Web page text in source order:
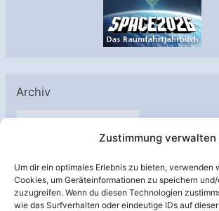
Zustimmung verwalten
Um dir ein optimales Erlebnis zu bieten, verwenden
Cookies, um Geräteinformationen zu speichern
zuzugreifen. Wenn du diesen Technologien
wie das Surfverhalten oder eindeutige IDs auf
Archiv
A
h
i
Unterstützt von: